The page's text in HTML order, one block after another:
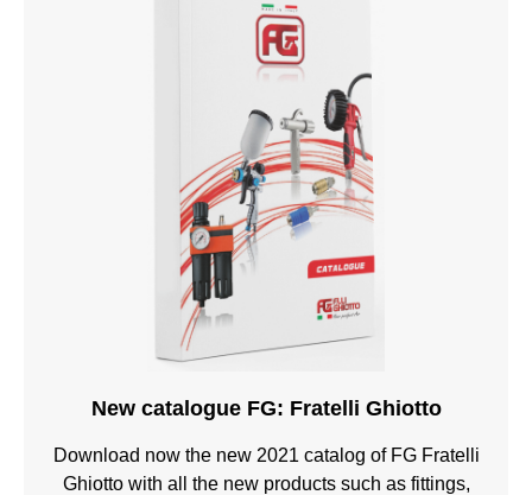
New catalogue FG: Fratelli Ghiotto
Download now the new 2021 catalog of FG Fratelli
Ghiotto with all the new products such as fittings,